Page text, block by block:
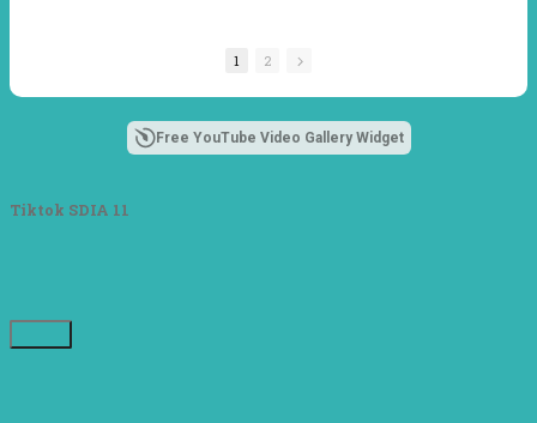
Takmir SDI Al
Azhar 11 Surabaya
menjadi langkah
awal mencetak
pemimpin muda
Bismillah, semoga
1 2
Free YouTube Video Gallery Widget
Tiktok SDIA 11